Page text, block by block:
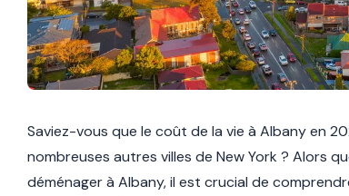
Saviez-vous que le coût de la vie à Albany en
nombreuses autres villes de New York ? Alors
déménager à Albany, il est crucial de